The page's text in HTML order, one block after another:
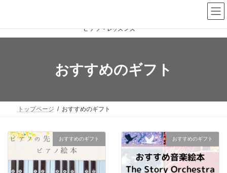
ン
ツ
ー
シ
おすすめのギフト
トップページ おすすめのギフト
おすすめのギフト おすすめのギフト